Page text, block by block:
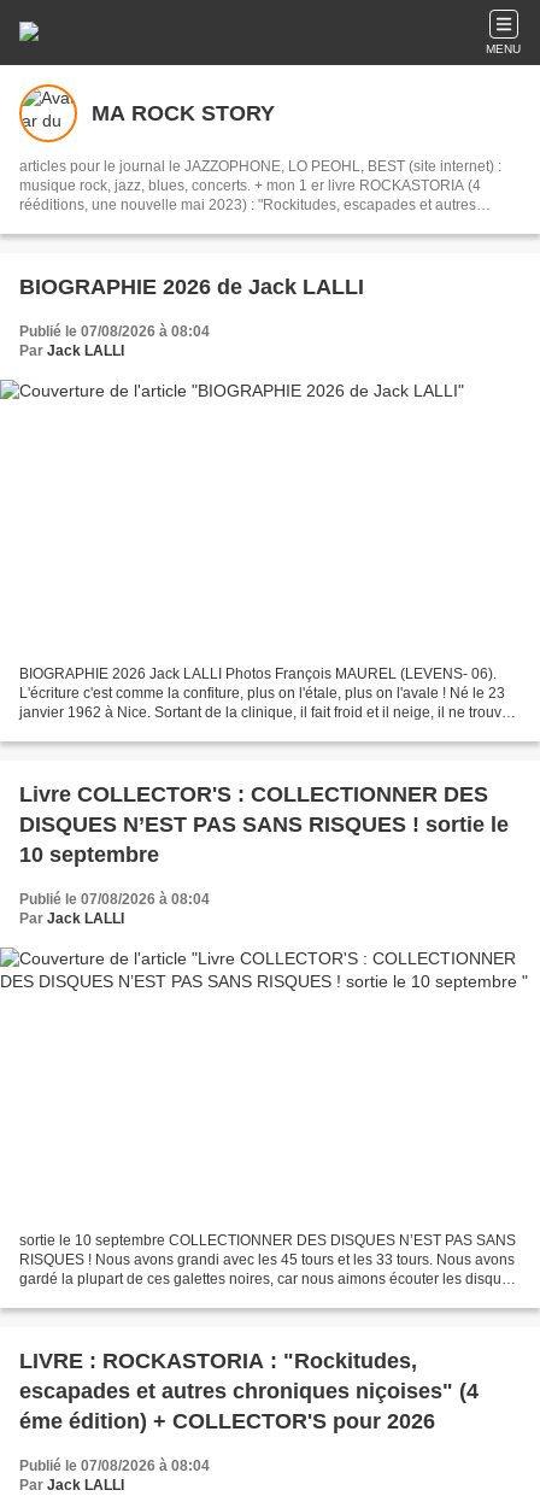
MENU
MA ROCK STORY
articles pour le journal le JAZZOPHONE, LO PEOHL, BEST (site internet) :
musique rock, jazz, blues, concerts. + mon 1 er livre ROCKASTORIA (4
rééditions, une nouvelle mai 2023) : "Rockitudes, escapades et autres
avec la presse, sur internet, avec humour, amateur de BD...
BIOGRAPHIE 2026 de Jack LALLI
Publié le 07/08/2026 à 08:04
Par Jack LALLI
BIOGRAPHIE 2026 Jack LALLI Photos François MAUREL (LEVENS- 06).
L'écriture c'est comme la confiture, plus on l'étale, plus on l'avale ! Né le 23
janvier 1962 à Nice. Sortant de la clinique, il fait froid et il neige, il ne trouve
Livre COLLECTOR'S : COLLECTIONNER DES
DISQUES N’EST PAS SANS RISQUES ! sortie le
10 septembre
Publié le 07/08/2026 à 08:04
Par Jack LALLI
sortie le 10 septembre COLLECTIONNER DES DISQUES N’EST PAS SANS
RISQUES ! Nous avons grandi avec les 45 tours et les 33 tours. Nous avons
gardé la plupart de ces galettes noires, car nous aimons écouter les disques,
LIVRE : ROCKASTORIA : "Rockitudes,
escapades et autres chroniques niçoises" (4
éme édition) + COLLECTOR'S pour 2026
Publié le 07/08/2026 à 08:04
Par Jack LALLI